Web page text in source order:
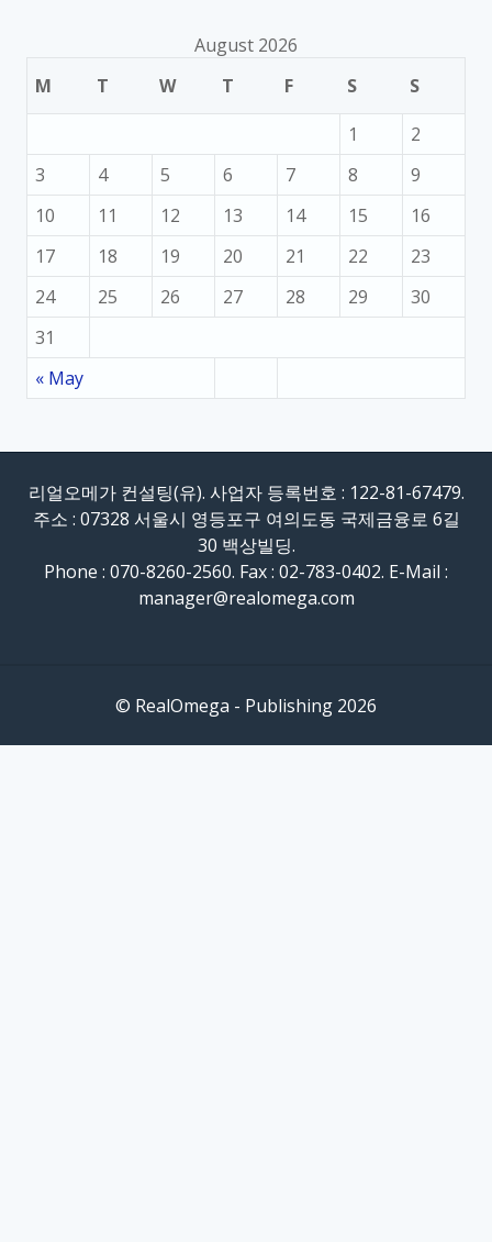
August 2026
M
T W T F S S
« May
1
2
3
4 5 6 7 8
9
10
11 12 13 14 15
16
17
18 19 20 21 22
23
24
25 26 27 28 29
30
31
리얼오메가 컨설팅(유). 사업자 등록번호 : 122-81-67479.
주소 : 07328 서울시 영등포구 여의도동 국제금융로 6길
30 백상빌딩.
Phone : 070-8260-2560. Fax : 02-783-0402. E-Mail :
manager@realomega.com
© RealOmega - Publishing 2026